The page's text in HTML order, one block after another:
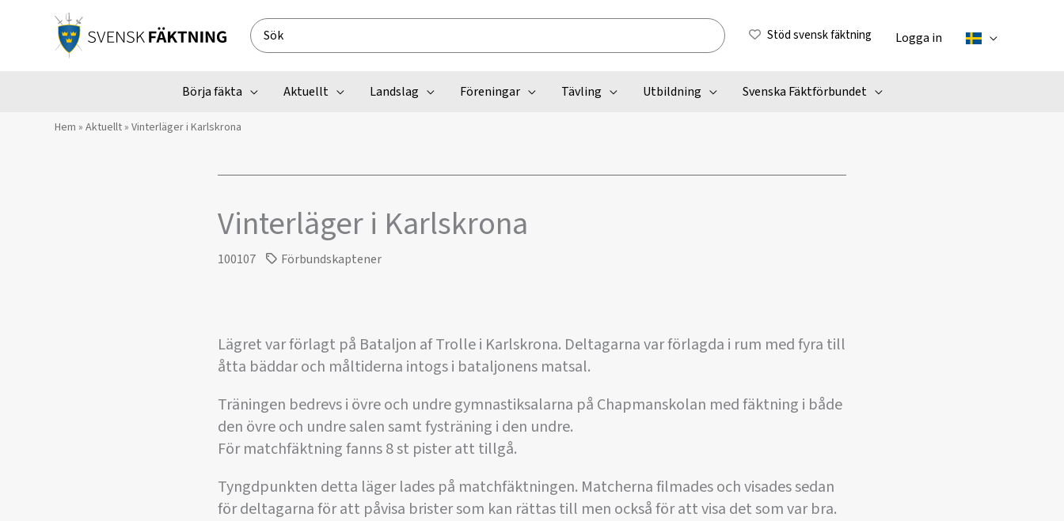
Search
for:
Stöd svensk fäktning Logga in
Börja fäkta Aktuellt Landslag Föreningar Tävling Utbildning Svenska Fäktförbundet
Hem » Aktuellt» Vinterläger i Karlskrona
Vinterläger i Karlskrona
100107 Förbundskaptener
Lägret var förlagt på Bataljon af Trolle i Karlskrona. Deltagarna var förlagda i rum med fyra till
åtta bäddar och måltiderna intogs i bataljonens matsal.
Träningen bedrevs i övre och undre gymnastiksalarna på Chapmanskolan med fäktning i både
den övre och undre salen samt fysträning i den undre.
För matchfäktning fanns 8 st pister att tillgå.
Tyngdpunkten detta läger lades på matchfäktningen. Matcherna filmades och visades sedan
för deltagarna för att påvisa brister som kan rättas till men också för att visa det som var bra.